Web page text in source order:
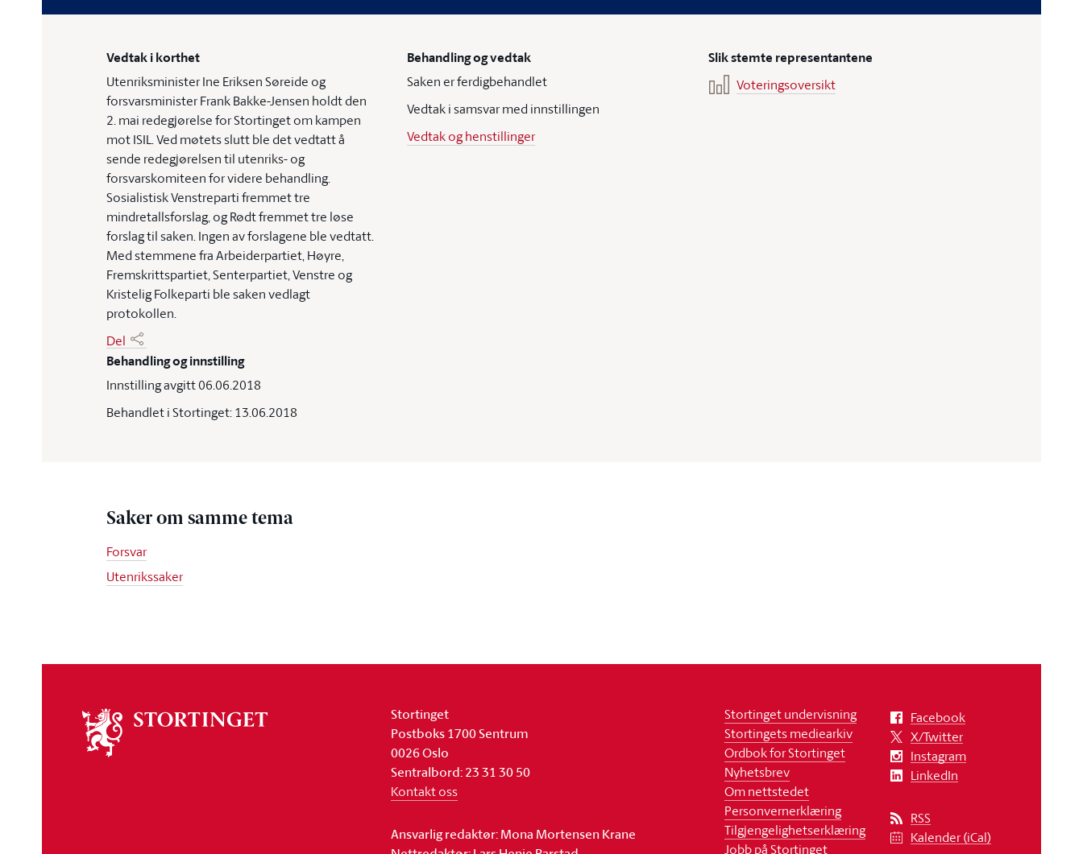
Vedtak i korthet
Utenriksminister Ine Eriksen Søreide og
forsvarsminister Frank Bakke-Jensen holdt den
2. mai redegjørelse for Stortinget om kampen
mot ISIL. Ved møtets slutt ble det vedtatt å
sende redegjørelsen til utenriks- og
forsvarskomiteen for videre behandling.
Sosialistisk Venstreparti fremmet tre
mindretallsforslag, og Rødt fremmet tre løse
forslag til saken. Ingen av forslagene ble vedtatt.
Med stemmene fra Arbeiderpartiet, Høyre,
Fremskrittspartiet, Senterpartiet, Venstre og
Kristelig Folkeparti ble saken vedlagt
protokollen.
Del
Behandling og vedtak
Saken er ferdigbehandlet
Vedtak i samsvar med innstillingen
Vedtak og henstillinger
Slik stemte representantene
Voteringsoversikt
Behandling og innstilling
Innstilling avgitt 06.06.2018
Behandlet i Stortinget: 13.06.2018
Saker om samme tema
Forsvar
Utenrikssaker
stortinget
Stortinget
Postboks 1700 Sentrum
0026 Oslo
Sentralbord: 23 31 30 50
Kontakt oss
Ansvarlig redaktør: Mona Mortensen Krane
Stortinget undervisning
Stortingets mediearkiv
Ordbok for Stortinget
Nyhetsbrev
Om nettstedet
Personvernerklæring
Tilgjengelighetserklæring
Jobb på Stortinget
Facebook
X/Twitter
Instagram
LinkedIn
RSS
Kalender (iCal)